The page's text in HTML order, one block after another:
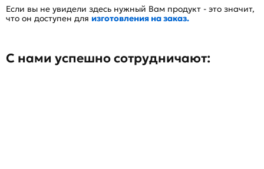
Если вы не увидели здесь нужный Вам продукт - это значит,
что он доступен для изготовления на заказ.
С нами успешно сотрудничают: